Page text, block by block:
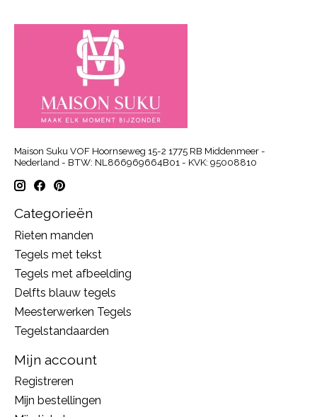
Maison Suku VOF Hoornseweg 15-2 1775 RB Middenmeer -
Nederland - BTW: NL866969664B01 - KVK: 95008810
Categorieën
Rieten manden
Tegels met tekst
Tegels met afbeelding
Delfts blauw tegels
Meesterwerken Tegels
Tegelstandaarden
Mijn account
Registreren
Mijn bestellingen